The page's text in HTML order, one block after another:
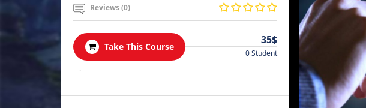
Reviews (0)
Take This Course
35$
0 Student
.